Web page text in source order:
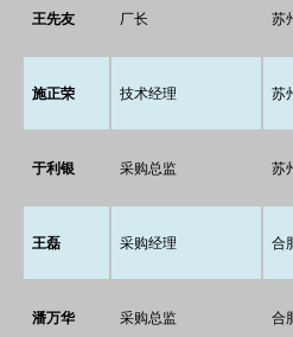
王先友 厂长 苏
施正荣 技术经理 苏
于利银 采购总监 苏
王磊 采购经理 合
潘万华 采购总监 合